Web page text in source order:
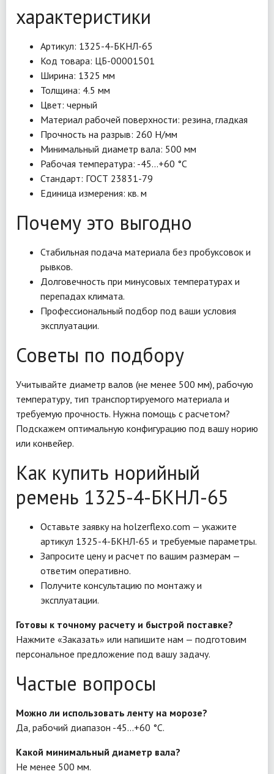
характеристики
Артикул: 1325-4-БКНЛ-65
Код товара: ЦБ-00001501
Ширина: 1325 мм
Толщина: 4.5 мм
Цвет: черный
Материал рабочей поверхности: резина, гладкая
Прочность на разрыв: 260 Н/мм
Минимальный диаметр вала: 500 мм
Рабочая температура: -45…+60 °C
Стандарт: ГОСТ 23831-79
Единица измерения: кв. м
Почему это выгодно
Стабильная подача материала без пробуксовок и
рывков.
Долговечность при минусовых температурах и
перепадах климата.
Профессиональный подбор под ваши условия
эксплуатации.
Советы по подбору
Учитывайте диаметр валов (не менее 500 мм), рабочую
температуру, тип транспортируемого материала и
требуемую прочность. Нужна помощь с расчетом?
Подскажем оптимальную конфигурацию под вашу норию
или конвейер.
Как купить норийный
ремень 1325-4-БКНЛ-65
Оставьте заявку на holzerflexo.com — укажите
артикул 1325-4-БКНЛ-65 и требуемые параметры.
Запросите цену и расчет по вашим размерам —
ответим оперативно.
Получите консультацию по монтажу и
эксплуатации.
Готовы к точному расчету и быстрой поставке?
Нажмите «Заказать» или напишите нам — подготовим
персональное предложение под вашу задачу.
Частые вопросы
Можно ли использовать ленту на морозе?
Да, рабочий диапазон -45…+60 °C.
Какой минимальный диаметр вала?
Не менее 500 мм.